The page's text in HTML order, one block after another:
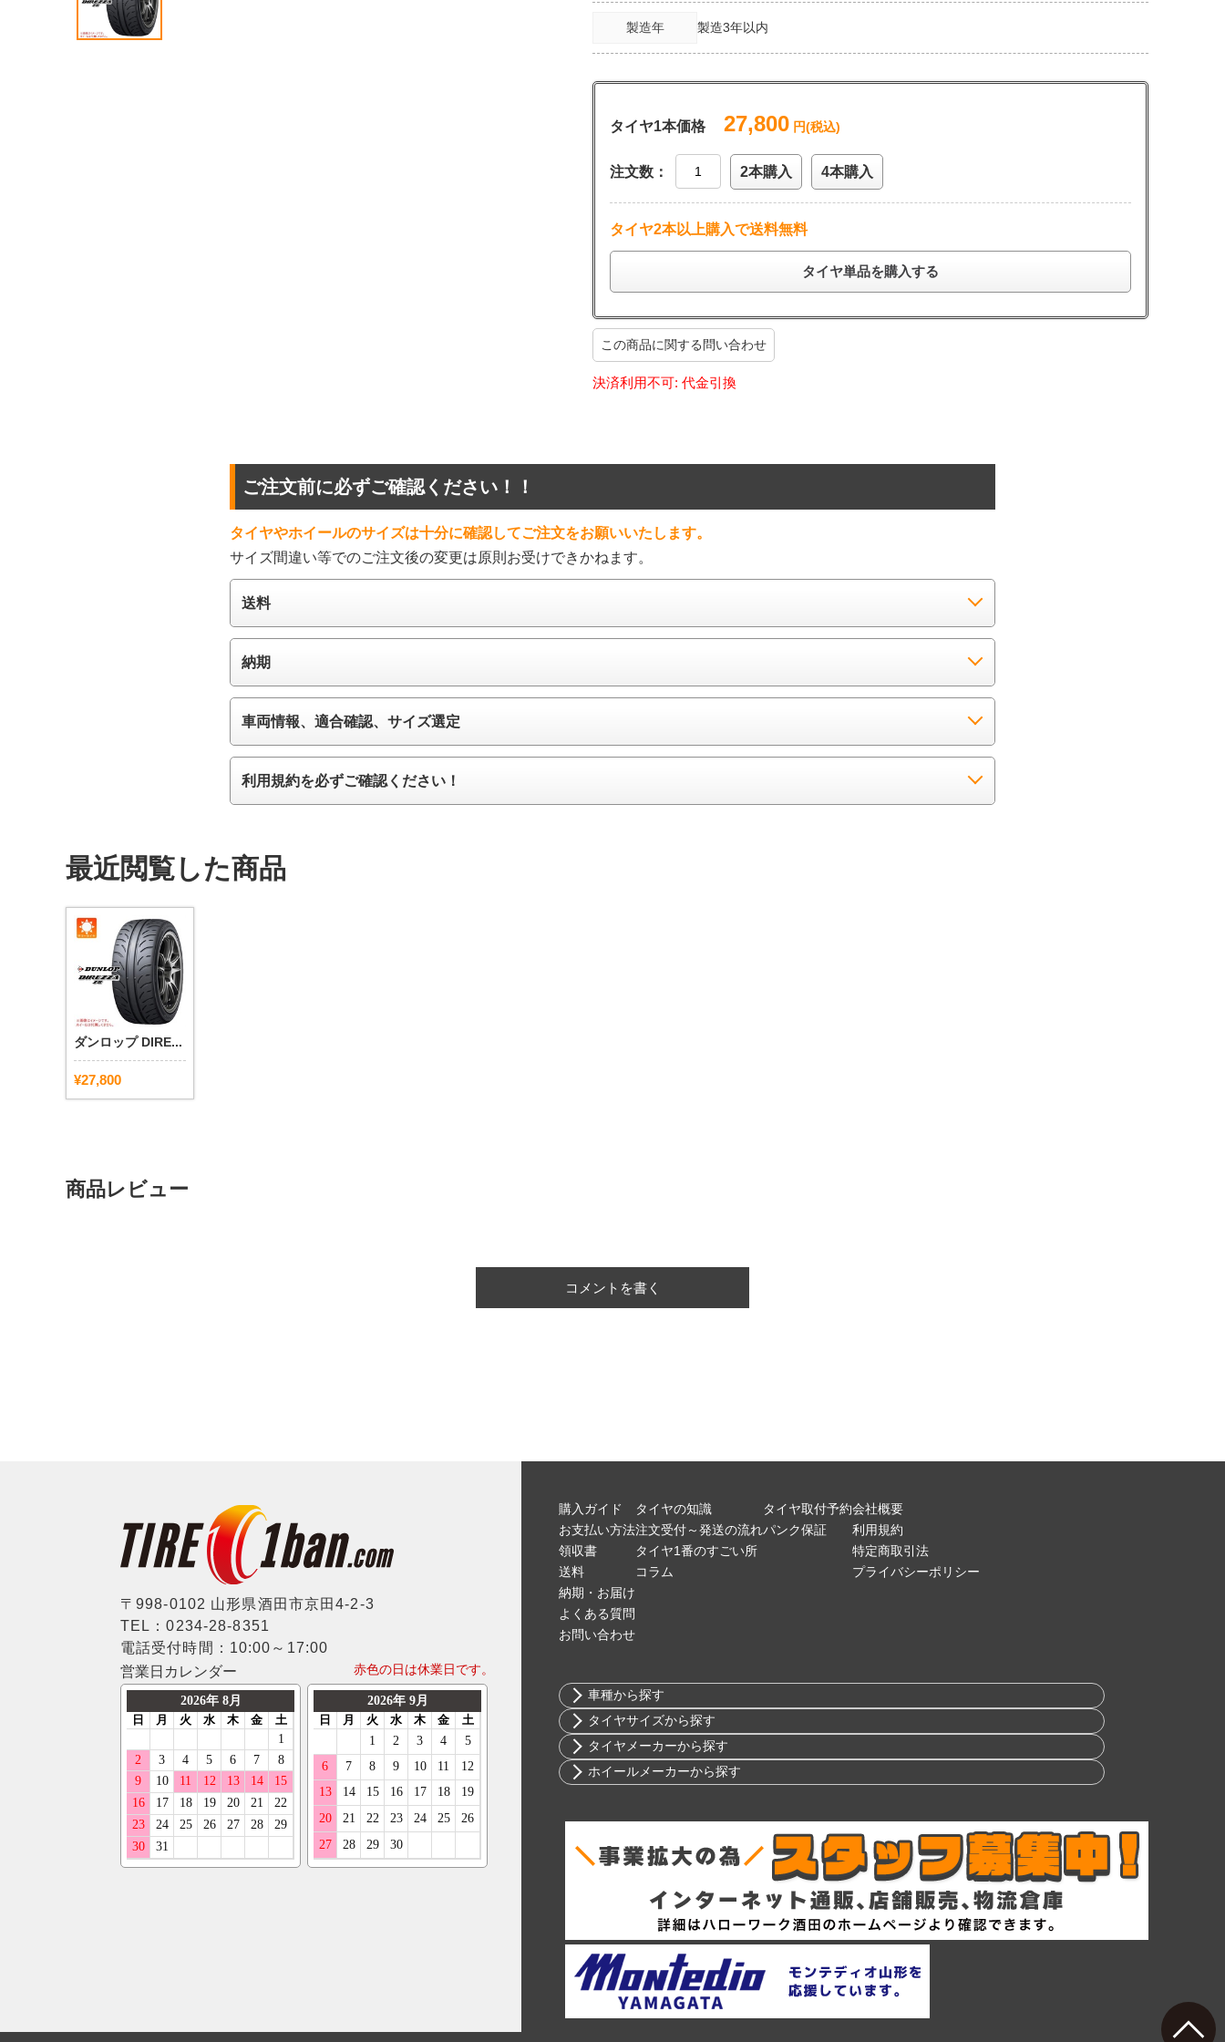
製造年 製造3年以内
タイヤ1本価格 27,800 円(税込)
注文数： 2本購入 4本購入
タイヤ2本以上購入で送料無料
タイヤ単品を購入する
この商品に関する問い合わせ
決済利用不可: 代金引換
ご注文前に必ずご確認ください！！
タイヤやホイールのサイズは十分に確認してご注文をお願いいたします。
サイズ間違い等でのご注文後の変更は原則お受けできかねます。
送料
納期
車両情報、適合確認、サイズ選定
利用規約を必ずご確認ください！
最近閲覧した商品
ダンロップ DIRE...
¥27,800
商品レビュー
コメントを書く
〒998-0102 山形県酒田市京田4-2-3
TEL：0234-28-8351
電話受付時間：10:00～17:00
営業日カレンダー
赤色の日は休業日です。
購入ガイド
お支払い方法
領収書
送料
納期・お届け
よくある質問
お問い合わせ
タイヤの知識
注文受付～発送の流れ
タイヤ1番のすごい所
コラム
タイヤ取付予約
パンク保証
会社概要
利用規約
特定商取引法
プライバシーポリシー
車種から探す
トヨタ
ニッサン
ホンダ
マツダ
ミツビシ
スズキ
アルファロメオ
アウディ
BMW
タイヤサイズから探す
10インチ
12インチ
14インチ
15インチ
16インチ
19インチ
20インチ
21インチ
タイヤメーカーから探す
ブリヂストン
ヨコハマ
ダンロップ
ピレリ
コンチネンタル
グッドイヤー
トーヨー
ファルケン
ハンコック
ホイールメーカーから探す
AKUT
Advanti Racing
APIO
ABE SHOKAI
American Racing
IMPUL
Balken